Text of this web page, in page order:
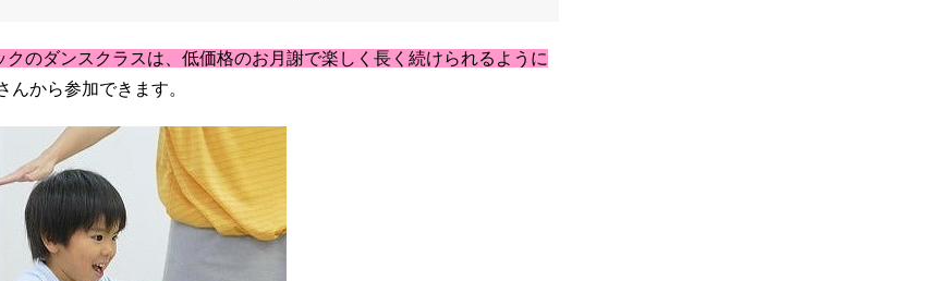
クのダンスクラスは、低価格のお月謝で楽しく長く続けられるように
んから参加できます。